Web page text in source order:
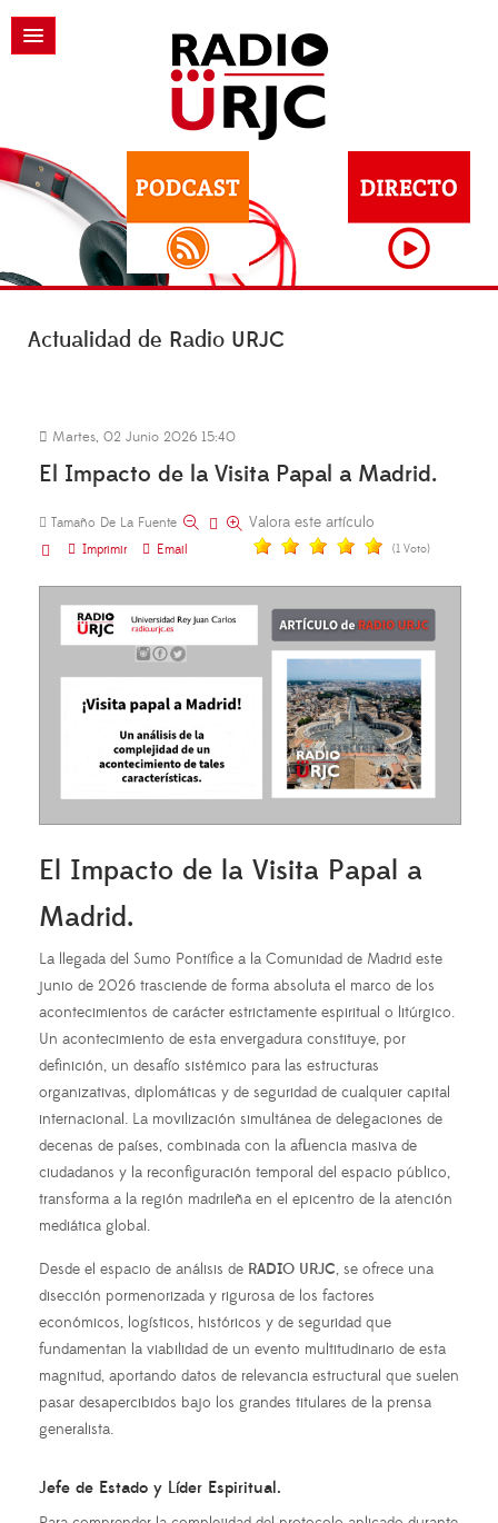
Actualidad de Radio URJC
Martes, 02 Junio 2026 15:40
El Impacto de la Visita Papal a Madrid.
Tamaño De La Fuente
Imprimir
Email
Valora este artículo
(1 Voto)
El Impacto de la Visita Papal a
Madrid.
La llegada del Sumo Pontífice a la Comunidad de Madrid este
junio de 2026 trasciende de forma absoluta el marco de los
acontecimientos de carácter estrictamente espiritual o litúrgico.
Un acontecimiento de esta envergadura constituye, por
definición, un desafío sistémico para las estructuras
organizativas, diplomáticas y de seguridad de cualquier capital
internacional. La movilización simultánea de delegaciones de
decenas de países, combinada con la afluencia masiva de
ciudadanos y la reconfiguración temporal del espacio público,
transforma a la región madrileña en el epicentro de la atención
mediática global.
Desde el espacio de análisis de RADIO URJC, se ofrece una
disección pormenorizada y rigurosa de los factores
económicos, logísticos, históricos y de seguridad que
fundamentan la viabilidad de un evento multitudinario de esta
magnitud, aportando datos de relevancia estructural que suelen
pasar desapercibidos bajo los grandes titulares de la prensa
generalista.
Jefe de Estado y Líder Espiritual.